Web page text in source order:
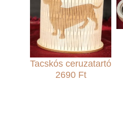
Tacskós ceruzatartó
2690 Ft